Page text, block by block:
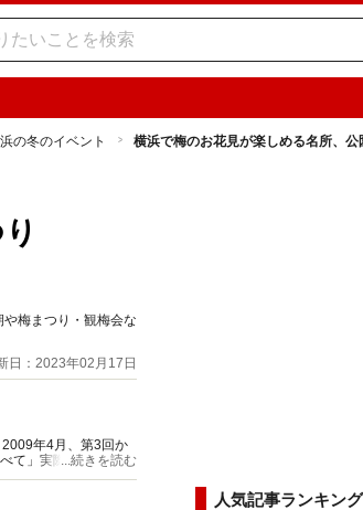
の冬のイベント 横浜で梅のお花見が楽しめる名所、公
梅まつり・観梅会な
日：2023年02月17日
年4月、第3回か
て」実際に体験した
...続きを読む
人気記事ランキング